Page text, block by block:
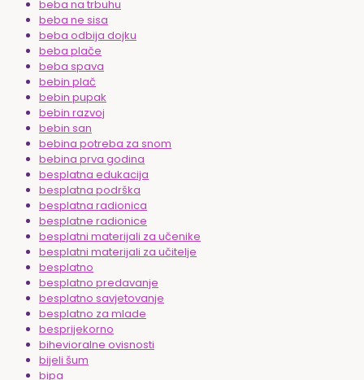
beba na trbuhu
beba ne sisa
beba odbija dojku
beba plače
beba spava
bebin plač
bebin pupak
bebin razvoj
bebin san
bebina potreba za snom
bebina prva godina
besplatna edukacija
besplatna podrška
besplatna radionica
besplatne radionice
besplatni materijali za učenike
besplatni materijali za učitelje
besplatno
besplatno predavanje
besplatno savjetovanje
besplatno za mlade
besprijekorno
bihevioralne ovisnosti
bijeli šum
bipa